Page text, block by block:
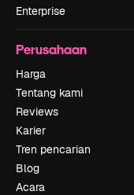
Enterprise
Perusahaan
Harga
Tentang kami
Reviews
Karier
Tren pencarian
Blog
Acara